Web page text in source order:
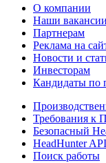
О компании
Наши вакансии
Партнерам
Реклама на
Новости и
Инвесторам
Кандидаты по
Требования к
Безопасный
HeadHunter API
Поиск работы